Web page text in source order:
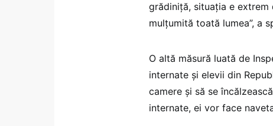
grădiniță, situația e
mulțumită toată lumea”, a
O altă măsură luată de
internate și elevii din
camere și să se
internate, ei vor face